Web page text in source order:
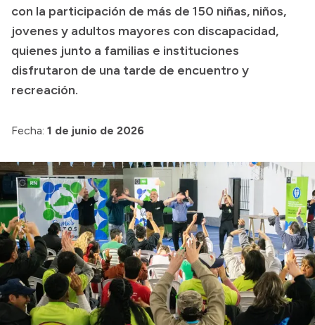
Compras y licitaciones
Consulta de expedientes
Consulta de pago a proveedores
Convocatorias
Intranet
con la participación de más de 150 niñas, niños,
jovenes y adultos mayores con discapacidad,
quienes junto a familias e instituciones
disfrutaron de una tarde de encuentro y
recreación.
Fecha: 1 de junio de 2026